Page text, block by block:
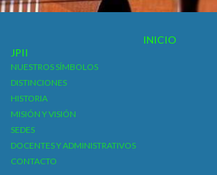
INICIO
JPII
NUESTROS SÍMBOLOS
DISTINCIONES
HISTORIA
MISIÓN Y VISIÓN
SEDES
DOCENTES Y ADMINISTRATIVOS
CONTACTO